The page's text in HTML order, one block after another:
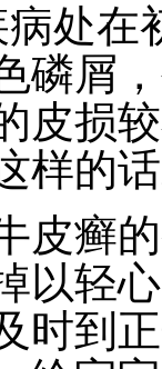
处在
磷屑
皮损
样的
皮癣
以轻
时到